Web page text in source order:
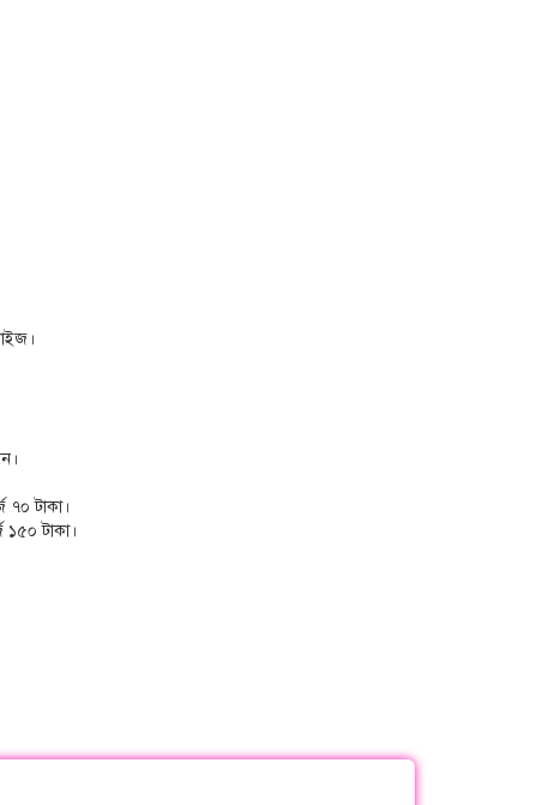
৭০ টাকা।
১৫০ টাকা।